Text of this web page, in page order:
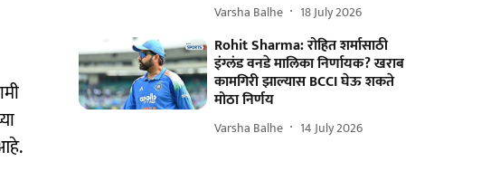
Varsha Balhe 18 July 2026
Rohit Sharma: रोहित शर्मासाठी
इंग्लंड वनडे मालिका निर्णायक? खराब
कामगिरी झाल्यास BCCI घेऊ शकते
मोठा निर्णय
Varsha Balhe 14 July 2026